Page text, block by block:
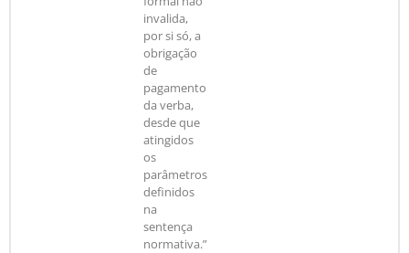
invalida,
por si só, a
obrigação
de
pagamento
da verba,
desde que
atingidos
os
parâmetros
definidos
na
sentença
normativa.”